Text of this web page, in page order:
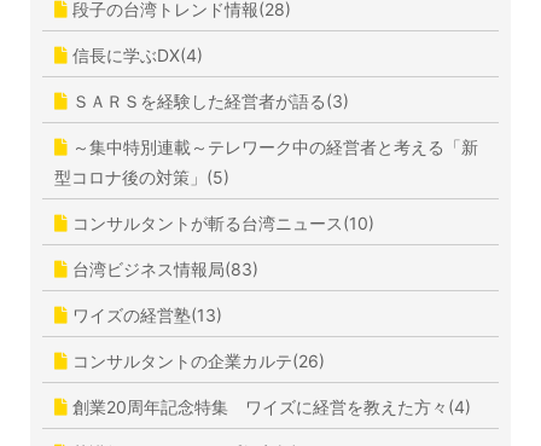
段子の台湾トレンド情報(28)
信長に学ぶDX(4)
ＳＡＲＳを経験した経営者が語る(3)
～集中特別連載～テレワーク中の経営者と考える「新
型コロナ後の対策」(5)
コンサルタントが斬る台湾ニュース(10)
台湾ビジネス情報局(83)
ワイズの経営塾(13)
コンサルタントの企業カルテ(26)
創業20周年記念特集 ワイズに経営を教えた方々(4)